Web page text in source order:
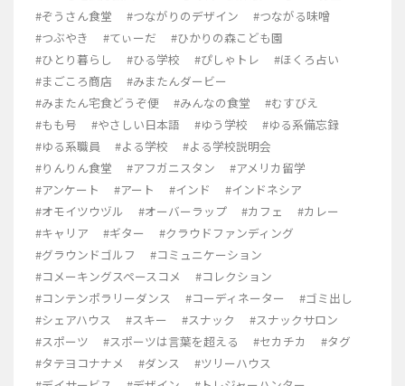
#ぞうさん食堂
#つながりのデザイン
#つながる味噌
#つぶやき
#てぃーだ
#ひかりの森こども園
#ひとり暮らし
#ひる学校 #ぴしゃトレ
#ほくろ占い
#まごころ商店
#みまたんダービー
#みまたん宅食どうぞ便
#みんなの食堂
#むすびえ
#もも号
#やさしい日本語 #ゆう学校
#ゆる系備忘録
#ゆる系職員
#よる学校
#よる学校説明会
#りんりん食堂
#アフガニスタン
#アメリカ留学
#アンケート
#アート #インド
#インドネシア
#オモイツウヅル
#オーバーラップ #カフェ
#カレー
#キャリア
#ギター
#クラウドファンディング
#グラウンドゴルフ
#コミュニケーション
#コメーキングスペースコメ
#コレクション
#コンテンポラリーダンス
#コーディネーター
#ゴミ出し
#シェアハウス
#スキー #スナック
#スナックサロン
#スポーツ
#スポーツは言葉を超える #セカチカ
#タグ
#タテヨコナナメ
#ダンス
#ツリーハウス